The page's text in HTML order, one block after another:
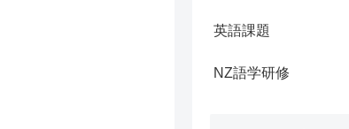
英語課題
NZ語学研修